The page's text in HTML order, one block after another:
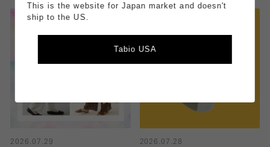
2026.07.29
2026.07.28
This is the website for Japan market and doesn't
ship to the US.
Tabio USA